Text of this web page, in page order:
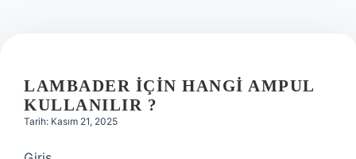
Hakkımızda
LAMBADER IÇIN HANGI AMPUL
KULLANILIR ?
Tarih: Kasım 21, 2025